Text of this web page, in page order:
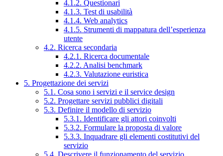
4.1.2. Questionari
4.1.3. Test di usabilità
4.1.4. Web analytics
4.1.5. Strumenti di mappatura dell’esperienza
utente
4.2. Ricerca secondaria
4.2.1. Ricerca documentale
4.2.2. Analisi benchmark
4.2.3. Valutazione euristica
5. Progettazione dei servizi
5.1. Cosa sono i servizi e il service design
5.2. Progettare servizi pubblici digitali
5.3. Definire il modello di servizio
5.3.1. Identificare gli attori coinvolti
5.3.2. Formulare la proposta di valore
5.3.3. Inquadrare gli elementi costitutivi del
servizio
5.4. Descrivere il funzionamento del servizio